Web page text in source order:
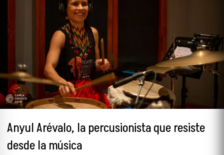
Anyul Arévalo, la percusionista que resiste
desde la música